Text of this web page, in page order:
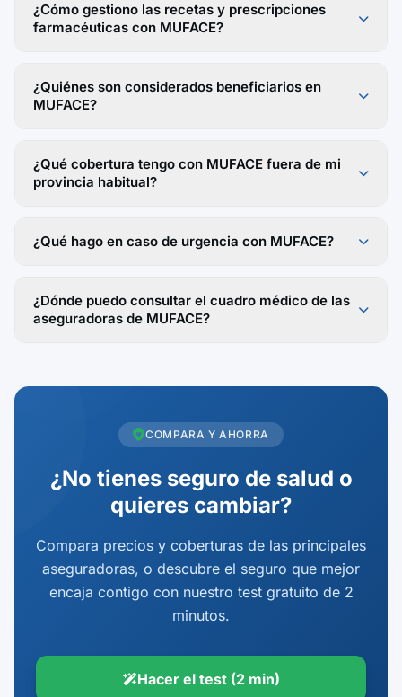
¿Cómo gestiono las recetas y prescripciones
farmacéuticas con MUFACE?
¿Quiénes son considerados beneficiarios en
MUFACE?
¿Qué cobertura tengo con MUFACE fuera de mi
provincia habitual?
¿Qué hago en caso de urgencia con MUFACE?
¿Dónde puedo consultar el cuadro médico de las
aseguradoras de MUFACE?
COMPARA Y AHORRA
¿No tienes seguro de salud o
quieres cambiar?
Compara precios y coberturas de las principales
aseguradoras, o descubre el seguro que mejor
encaja contigo con nuestro test gratuito de 2
minutos.
Hacer el test (2 min)